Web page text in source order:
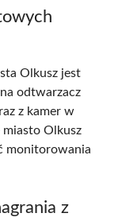
Olkusz jest
odtwarzacz
z kamer w
miasto Olkusz
monitorowania
z